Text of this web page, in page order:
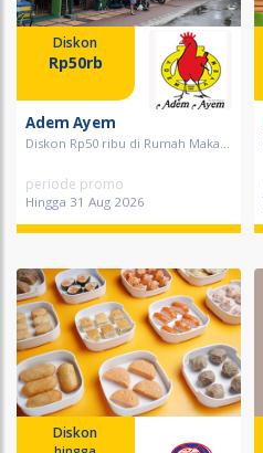
Diskon
Rp50rb
Adem Ayem
Diskon Rp50 ribu di Rumah Maka...
periode promo
Hingga 31 Aug 2026
Diskon